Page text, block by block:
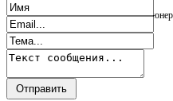
Прежде всего, следует сказать, что